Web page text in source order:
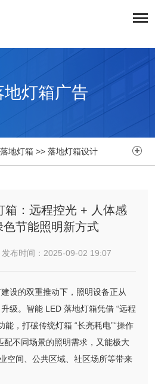
地灯箱广告
地灯箱 >> 落地灯箱设计 
箱：远程控光 + 人体感
色节能照明新方式
布时间：2025-09-02 19:07
设的双重推动下，照明设备正从
升级。智能 LED 落地灯箱凭借 “远程
能，打破传统灯箱 “长亮耗电”“操作
配不同场景的照明需求，又能极大
空间、公共区域、社区场所等带来